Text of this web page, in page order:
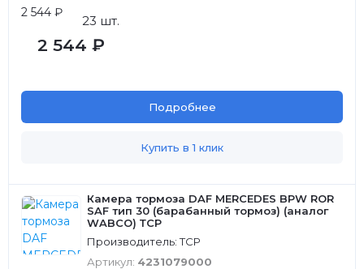
2 544 ₽
23 шт.
2 544 ₽
Подробнее
Купить в 1 клик
Камера тормоза DAF MERCEDES BPW ROR
SAF тип 30 (барабанный тормоз) (аналог
WABCO) ТСР
Производитель: ТСР
Артикул: 4231079000